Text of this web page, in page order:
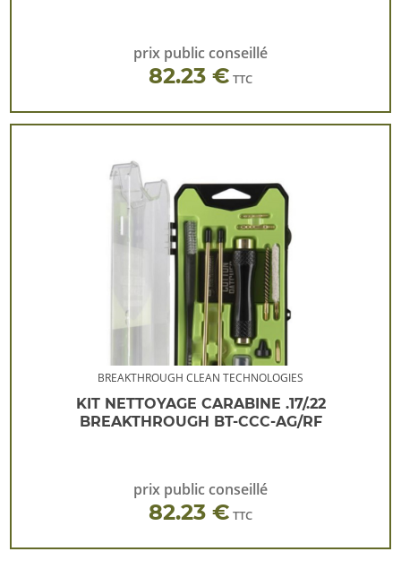
prix public conseillé
82.23 € TTC
BREAKTHROUGH CLEAN TECHNOLOGIES
KIT NETTOYAGE CARABINE .17/.22
BREAKTHROUGH BT-CCC-AG/RF
prix public conseillé
82.23 € TTC